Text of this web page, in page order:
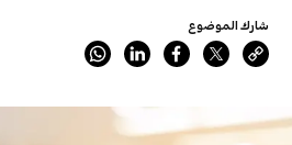
شارك الموضوع